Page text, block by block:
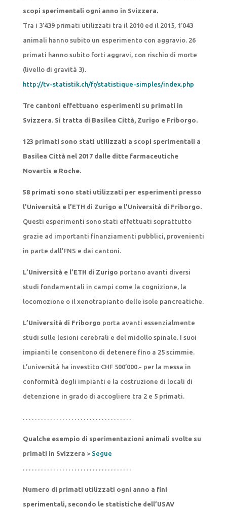
scopi sperimentali ogni anno in Svizzera.
Tra i 3’439 primati utilizzati tra il 2010 ed il 2015, 1’043
animali hanno subito un esperimento con aggravio. 26
primati hanno subito forti aggravi, con rischio di morte
(livello di gravità 3).
http://tv-statistik.ch/fr/statistique-simples/index.php
Tre cantoni effettuano esperimenti su primati in
Svizzera. Si tratta di Basilea Città, Zurigo e Friborgo.
123 primati sono stati utilizzati a scopi sperimentali a
Basilea Città nel 2017 dalle ditte farmaceutiche
Novartis e Roche.
58 primati sono stati utilizzati per esperimenti presso
l’Università e l’ETH di Zurigo e l’Università di Friborgo.
Questi esperimenti sono stati effettuati soprattutto
grazie ad importanti finanziamenti pubblici, provenienti
in parte dall’FNS e dai cantoni.
L’Università e l’ETH di Zurigo portano avanti diversi
studi fondamentali in campi come la cognizione, la
locomozione o il xenotrapianto delle isole pancreatiche.
L’Università di Friborgo porta avanti essenzialmente
studi sulle lesioni cerebrali e del midollo spinale. I suoi
impianti le consentono di detenere fino a 25 scimmie.
L’università ha investito CHF 500’000.- per la messa in
conformità degli impianti e la costruzione di locali di
detenzione in grado di accogliere tra 2 e 5 primati.
. . . . . . . . . . . . . . . . . . . . . . . . . . . . . . . . . . . .
Qualche esempio di sperimentazioni animali svolte su
primati in Svizzera > Segue
. . . . . . . . . . . . . . . . . . . . . . . . . . . . . . . . . . . .
Numero di primati utilizzati ogni anno a fini
sperimentali, secondo le statistiche dell’USAV